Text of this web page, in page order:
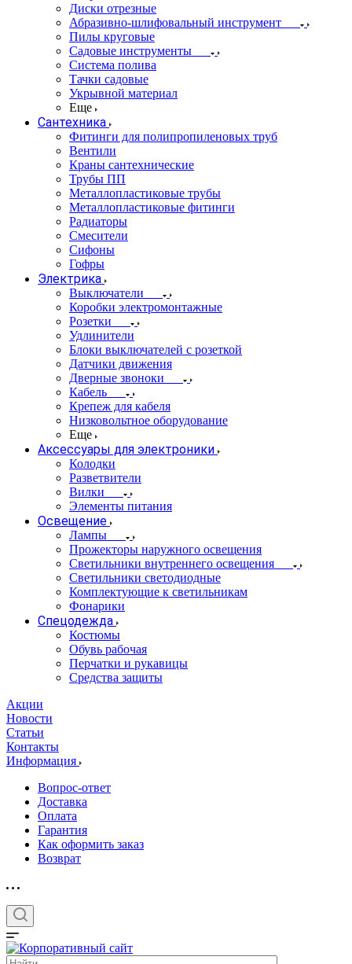
Диски отрезные
Абразивно-шлифовальный инструмент
Пилы круговые
Садовые инструменты
Система полива
Тачки садовые
Укрывной материал
Еще
Сантехника
Фитинги для полипропиленовых труб
Вентили
Краны сантехнические
Трубы ПП
Металлопластиковые трубы
Металлопластиковые фитинги
Радиаторы
Смесители
Сифоны
Гофры
Электрика
Выключатели
Коробки электромонтажные
Розетки
Удлинители
Блоки выключателей с розеткой
Датчики движения
Дверные звоноки
Кабель
Крепеж для кабеля
Низковольтное оборудование
Еще
Аксессуары для электроники
Колодки
Разветвители
Вилки
Элементы питания
Освещение
Лампы
Прожекторы наружного освещения
Светильники внутреннего освещения
Светильники светодиодные
Комплектующие к светильникам
Фонарики
Спецодежда
Костюмы
Обувь рабочая
Перчатки и рукавицы
Средства защиты
Акции
Новости
Статьи
Контакты
Информация
Вопрос-ответ
Доставка
Оплата
Гарантия
Как оформить заказ
Возврат